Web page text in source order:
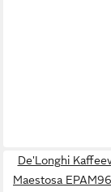
De'Longhi
Maestosa